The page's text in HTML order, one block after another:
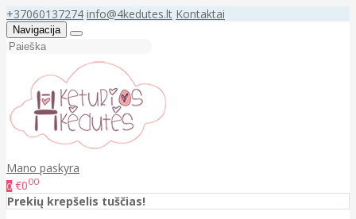
+37060137274 info@4kedutes.lt Kontaktai
Navigacija
Mano paskyra
0 €000
Prekių krepšelis tuščias!